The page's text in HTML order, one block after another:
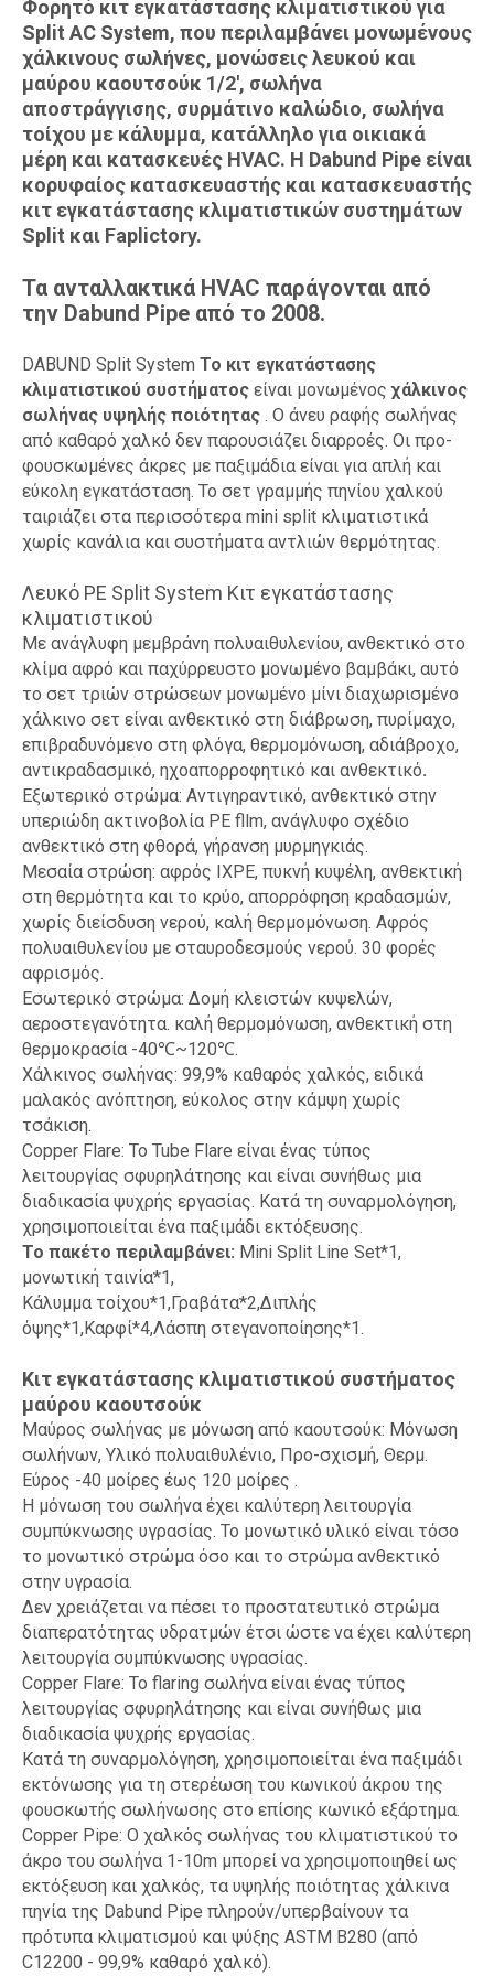
Φορητό κιτ εγκατάστασης κλιματιστικού για
Split AC System, που περιλαμβάνει μονωμένους
χάλκινους σωλήνες, μονώσεις λευκού και
μαύρου καουτσούκ 1/2', σωλήνα
αποστράγγισης, συρμάτινο καλώδιο, σωλήνα
τοίχου με κάλυμμα, κατάλληλο για οικιακά
μέρη και κατασκευές HVAC. Η Dabund Pipe είναι
κορυφαίος κατασκευαστής και κατασκευαστής
κιτ εγκατάστασης κλιματιστικών συστημάτων
Split και Faplictory.
Τα ανταλλακτικά HVAC παράγονται από
την Dabund Pipe από το 2008.
DABUND Split System Το κιτ εγκατάστασης
κλιματιστικού συστήματος είναι μονωμένοςχάλκινος
σωλήνας υψηλής ποιότητας . Ο άνευ ραφής σωλήνας
από καθαρό χαλκό δεν παρουσιάζει διαρροές. Οι προ-
φουσκωμένες άκρες με παξιμάδια είναι για απλή και
εύκολη εγκατάσταση. Το σετ γραμμής πηνίου χαλκού
ταιριάζει στα περισσότερα mini split κλιματιστικά
χωρίς κανάλια και συστήματα αντλιών θερμότητας.
Λευκό PE Split System Κιτ εγκατάστασης
κλιματιστικού
Με ανάγλυφη μεμβράνη πολυαιθυλενίου, ανθεκτικό στο
κλίμα αφρό και παχύρρευστο μονωμένο βαμβάκι, αυτό
το σετ τριών στρώσεων μονωμένο μίνι διαχωρισμένο
χάλκινο σετ είναι ανθεκτικό στη διάβρωση, πυρίμαχο,
επιβραδυνόμενο στη φλόγα, θερμομόνωση, αδιάβροχο,
αντικραδασμικό, ηχοαπορροφητικό και ανθεκτικό.
Εξωτερικό στρώμα: Αντιγηραντικό, ανθεκτικό στην
υπεριώδη ακτινοβολία PE fllm, ανάγλυφο σχέδιο
ανθεκτικό στη φθορά, γήρανση μυρμηγκιάς.
Μεσαία στρώση: αφρός IXPE, πυκνή κυψέλη, ανθεκτική
στη θερμότητα και το κρύο, απορρόφηση κραδασμών,
χωρίς διείσδυση νερού, καλή θερμομόνωση. Αφρός
πολυαιθυλενίου με σταυροδεσμούς νερού. 30 φορές
αφρισμός.
Εσωτερικό στρώμα: Δομή κλειστών κυψελών,
αεροστεγανότητα. καλή θερμομόνωση, ανθεκτική στη
θερμοκρασία -40℃~120℃.
Χάλκινος σωλήνας: 99,9% καθαρός χαλκός, ειδικά
μαλακός ανόπτηση, εύκολος στην κάμψη χωρίς
τσάκιση.
Copper Flare: Το Tube Flare είναι ένας τύπος
λειτουργίας σφυρηλάτησης και είναι συνήθως μια
διαδικασία ψυχρής εργασίας. Κατά τη συναρμολόγηση,
χρησιμοποιείται ένα παξιμάδι εκτόξευσης.
Το πακέτο περιλαμβάνει: Mini Split Line Set*1,
μονωτική ταινία*1,
Κάλυμμα τοίχου*1,Γραβάτα*2,Διπλής
όψης*1,Καρφί*4,Λάσπη στεγανοποίησης*1.
Κιτ εγκατάστασης κλιματιστικού συστήματος
μαύρου καουτσούκ
Μαύρος σωλήνας με μόνωση από καουτσούκ: Μόνωση
σωλήνων, Υλικό πολυαιθυλένιο, Προ-σχισμή, Θερμ.
Εύρος -40 μοίρες έως 120 μοίρες .
Η μόνωση του σωλήνα έχει καλύτερη λειτουργία
συμπύκνωσης υγρασίας. Το μονωτικό υλικό είναι τόσο
το μονωτικό στρώμα όσο και το στρώμα ανθεκτικό
στην υγρασία.
Δεν χρειάζεται να πέσει το προστατευτικό στρώμα
διαπερατότητας υδρατμών έτσι ώστε να έχει καλύτερη
λειτουργία συμπύκνωσης υγρασίας.
Copper Flare: Το flaring σωλήνα είναι ένας τύπος
λειτουργίας σφυρηλάτησης και είναι συνήθως μια
διαδικασία ψυχρής εργασίας.
Κατά τη συναρμολόγηση, χρησιμοποιείται ένα παξιμάδι
εκτόνωσης για τη στερέωση του κωνικού άκρου της
φουσκωτής σωλήνωσης στο επίσης κωνικό εξάρτημα.
Copper Pipe: Ο χαλκός σωλήνας του κλιματιστικού το
άκρο του σωλήνα 1-10m μπορεί να χρησιμοποιηθεί ως
εκτόξευση και χαλκός, τα υψηλής ποιότητας χάλκινα
πηνία της Dabund Pipe πληρούν/υπερβαίνουν τα
πρότυπα κλιματισμού και ψύξης ASTM B280 (από
C12200 - 99,9% καθαρό χαλκό).